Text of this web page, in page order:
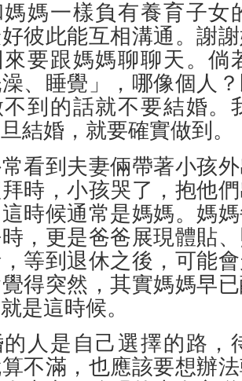
媽一樣負有養育子女
彼此能互相溝通。謝
要跟媽媽聊聊天。倘
、睡覺」，哪像個人
到的話就不要結婚。
結婚，就要確實做到。
看到夫妻倆帶著小孩
時，小孩哭了，抱他
這時候通常是媽媽。媽
，更是爸爸展現體貼
等到退休之後，可能
得突然，其實媽媽早
是這時候。
人是自己選擇的路，
不滿，也應該要想辦